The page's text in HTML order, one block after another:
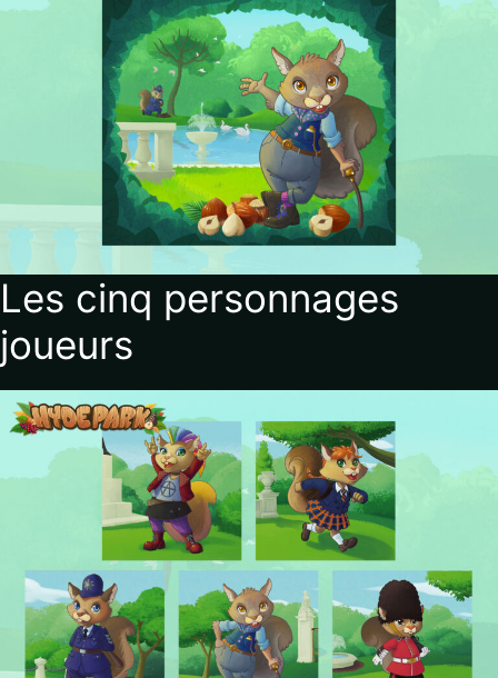
Les cinq personnages
joueurs